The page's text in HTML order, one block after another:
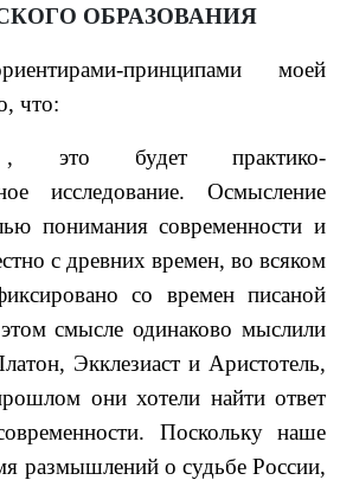
ОБРАЗОВАНИЯ
принципами моей
что:
, это будет практико-
исследование. Осмысление
понимания современности и
с древних времен, во всяком
со времен писаной
смысле одинаково мыслили
Экклезиаст и Аристотель,
они хотели найти ответ
Поскольку наше
размышлений о судьбе России,